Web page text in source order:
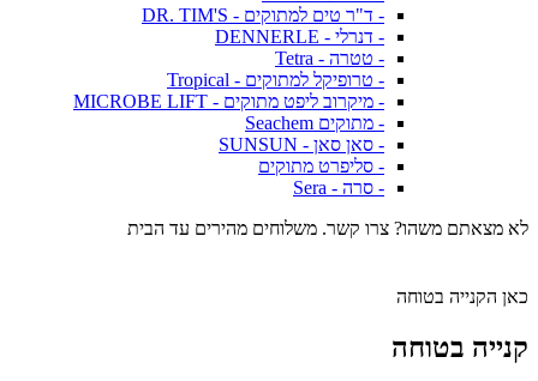
- ד"ר טים למתוקים - DR. TIM'S
- דנרלי - DENNERLE
- טטרה - Tetra
- טרופיקל למתוקים - Tropical
- מיקרוב ליפט מתוקים - MICROBE LIFT
- מתוקים Seachem
- סאן סאן - SUNSUN
- סליפרט מתוקים
- סרה - Sera
לא מצאתם משהו? צרו קשר. משלוחים מהירים עד הבית
כאן הקנייה בטוחה
קנייה בטוחה